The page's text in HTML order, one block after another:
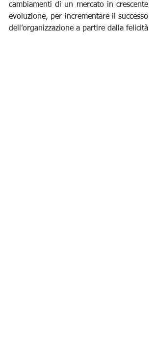
cambiamenti di un mercato in crescente
evoluzione, per incrementare il successo
dell’organizzazione a partire dalla felicità